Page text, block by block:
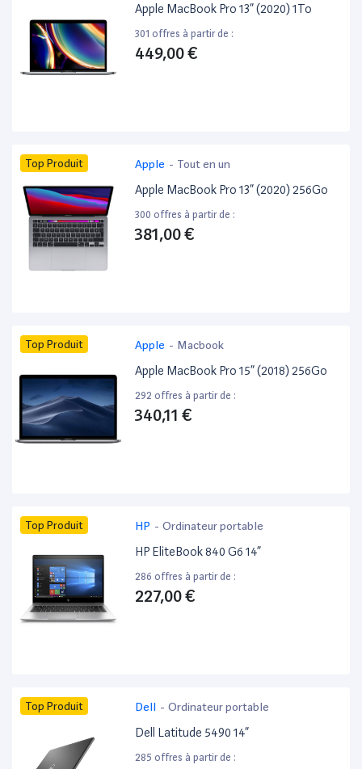
Apple MacBook Pro 13” (2020) 1To
301 offres à partir de :
449,00 €
Top Produit Apple - Tout en un
Apple MacBook Pro 13” (2020) 256Go
300 offres à partir de :
381,00 €
Top Produit Apple - Macbook
Apple MacBook Pro 15” (2018) 256Go
292 offres à partir de :
340,11 €
Top Produit HP - Ordinateur portable
HP EliteBook 840 G6 14”
286 offres à partir de :
227,00 €
Top Produit Dell - Ordinateur portable
Dell Latitude 5490 14”
285 offres à partir de :